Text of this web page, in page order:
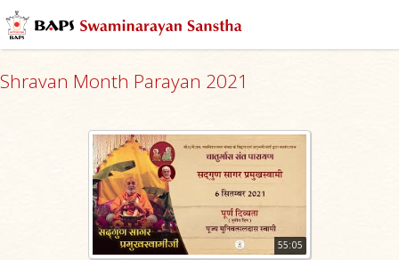
Shravan Month Parayan 2021
55:05